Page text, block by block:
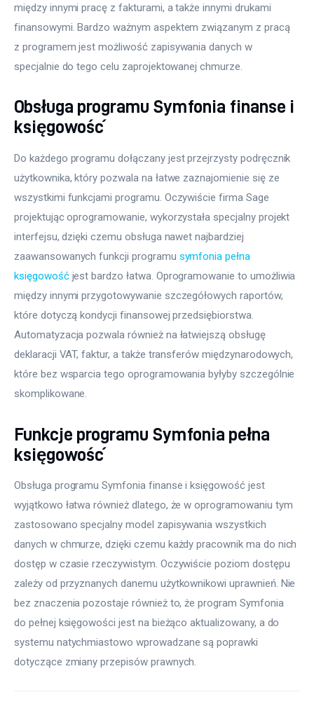
między innymi pracę z fakturami, a także innymi drukami
finansowymi. Bardzo ważnym aspektem związanym z pracą
z programem jest możliwość zapisywania danych w
specjalnie do tego celu zaprojektowanej chmurze.
Obsługa programu Symfonia finanse i
księgowość
Do każdego programu dołączany jest przejrzysty podręcznik
użytkownika, który pozwala na łatwe zaznajomienie się ze
wszystkimi funkcjami programu. Oczywiście firma Sage
projektując oprogramowanie, wykorzystała specjalny projekt
interfejsu, dzięki czemu obsługa nawet najbardziej
zaawansowanych funkcji programu symfonia pełna
księgowość jest bardzo łatwa. Oprogramowanie to umożliwia
między innymi przygotowywanie szczegółowych raportów,
które dotyczą kondycji finansowej przedsiębiorstwa.
Automatyzacja pozwala również na łatwiejszą obsługę
deklaracji VAT, faktur, a także transferów międzynarodowych,
które bez wsparcia tego oprogramowania byłyby szczególnie
skomplikowane.
Funkcje programu Symfonia pełna
księgowość
Obsługa programu Symfonia finanse i księgowość jest
wyjątkowo łatwa również dlatego, że w oprogramowaniu tym
zastosowano specjalny model zapisywania wszystkich
danych w chmurze, dzięki czemu każdy pracownik ma do nich
dostęp w czasie rzeczywistym. Oczywiście poziom dostępu
zależy od przyznanych danemu użytkownikowi uprawnień. Nie
bez znaczenia pozostaje również to, że program Symfonia
do pełnej księgowości jest na bieżąco aktualizowany, a do
systemu natychmiastowo wprowadzane są poprawki
dotyczące zmiany przepisów prawnych.